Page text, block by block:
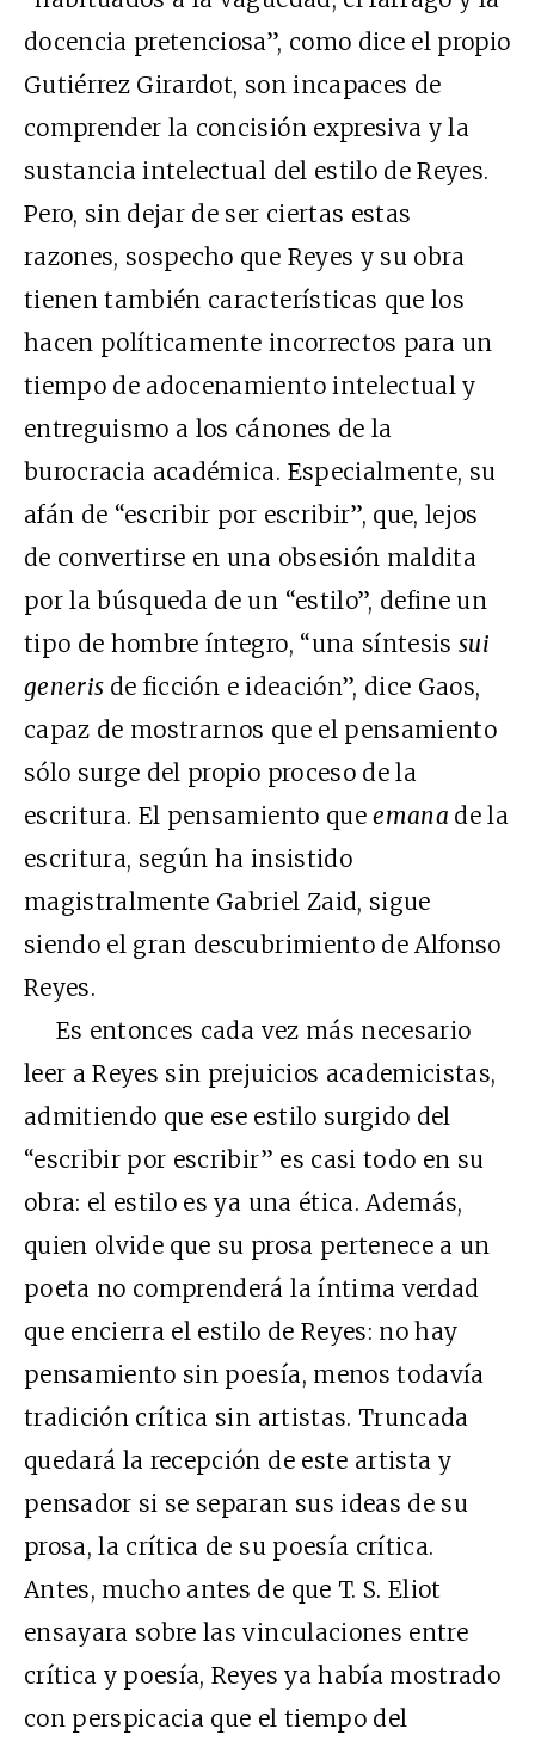
docencia pretenciosa”, como dice el propio
Gutiérrez Girardot, son incapaces de
comprender la concisión expresiva y la
sustancia intelectual del estilo de Reyes.
Pero, sin dejar de ser ciertas estas
razones, sospecho que Reyes y su obra
tienen también características que los
hacen políticamente incorrectos para un
tiempo de adocenamiento intelectual y
entreguismo a los cánones de la
burocracia académica. Especialmente, su
afán de “escribir por escribir”, que, lejos
de convertirse en una obsesión maldita
por la búsqueda de un “estilo”, define un
tipo de hombre íntegro, “una síntesis sui
generis de ficción e ideación”, dice Gaos,
capaz de mostrarnos que el pensamiento
sólo surge del propio proceso de la
escritura. El pensamiento queemana de la
escritura, según ha insistido
magistralmente Gabriel Zaid, sigue
siendo el gran descubrimiento de Alfonso
Reyes.
Es entonces cada vez más necesario
leer a Reyes sin prejuicios academicistas,
admitiendo que ese estilo surgido del
“escribir por escribir” es casi todo en su
obra: el estilo es ya una ética. Además,
quien olvide que su prosa pertenece a un
poeta no comprenderá la íntima verdad
que encierra el estilo de Reyes: no hay
pensamiento sin poesía, menos todavía
tradición crítica sin artistas. Truncada
quedará la recepción de este artista y
pensador si se separan sus ideas de su
prosa, la crítica de su poesía crítica.
Antes, mucho antes de que T. S. Eliot
ensayara sobre las vinculaciones entre
crítica y poesía, Reyes ya había mostrado
con perspicacia que el tiempo del